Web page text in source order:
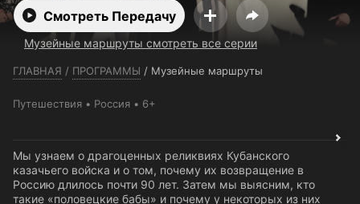
Смотреть Передачу
Музейные маршруты смотреть все серии
ГЛАВНАЯ / ПРОГРАММЫ / Музейные маршруты
Путешествия Россия 6+
Мы узнаем о драгоценных реликвиях Кубанского
казачьего войска и о том, почему их возвращение в
Россию длилось почти 90 лет. Затем мы выясним, кто
такие «половецкие бабы» и почему у некоторых из них